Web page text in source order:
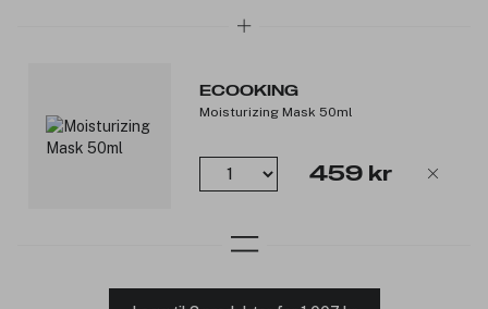
ECOOKING
Moisturizing Mask 50ml
459 kr